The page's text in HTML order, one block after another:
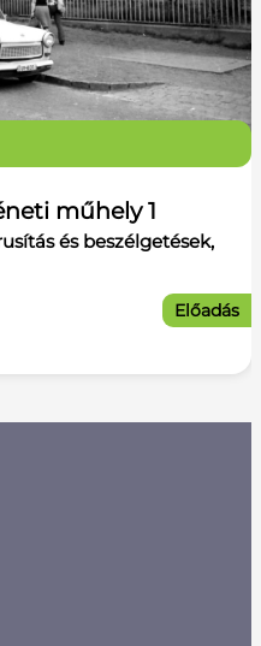
műhely 1
és beszélgetések,
Előadás